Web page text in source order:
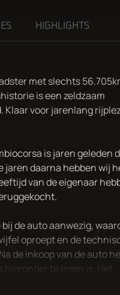
HIGHLIGHTS
met slechts
is een zeldzaam
Klaar voor jarenlang
is jaren geleden
jaren daarna hebben wij
van de eigenaar
de auto aanwezig,
oproept en de
de inkoop van de auto
hieronder te lezen is. Het